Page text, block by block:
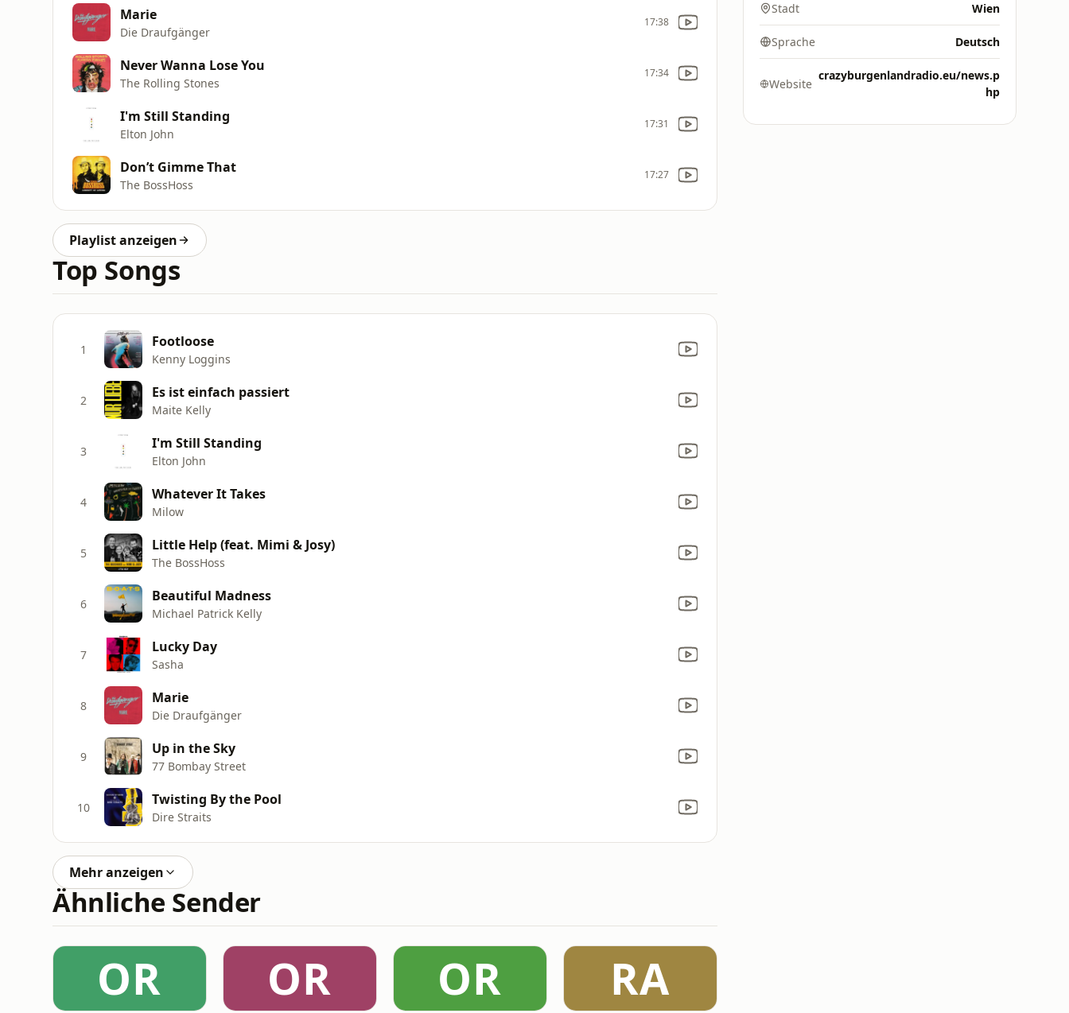
Marie
Die Draufgänger
17:38
Never Wanna Lose You
The Rolling Stones
17:34
I'm Still Standing
Elton John
17:31
Don’t Gimme That
The BossHoss
17:27
Playlist anzeigen
Top Songs
1 Footloose
Kenny Loggins
2 Es ist einfach passiert
Maite Kelly
3 I'm Still Standing
Elton John
4 Whatever It Takes
Milow
5 Little Help (feat. Mimi & Josy)
The BossHoss
6 Beautiful Madness
Michael Patrick Kelly
7 Lucky Day
Sasha
8 Marie
Die Draufgänger
9 Up in the Sky
77 Bombay Street
10 Twisting By the Pool
Dire Straits
Mehr anzeigen
Ähnliche Sender
OR OR OR RA
Stadt Wien
Sprache Deutsch
Website
crazyburgenlandradio.eu/news.p
hp